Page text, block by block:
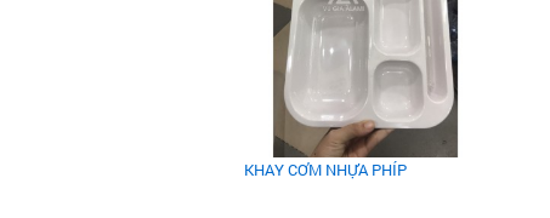
KHAY CƠM NHỰA PHÍP